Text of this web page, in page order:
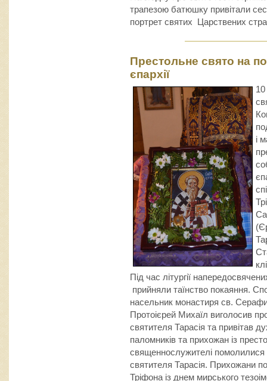
трапезою батюшку привітали
портрет святих Царствених
Престольне свято на
єпархії
і
Під час літургії
прийняли таїнство покаяння.
насельник монастиря св.
Протоієрей Михаїл виголосив
святителя Тарасія та привітав
паломників та прихожан із
священнослужителі
святителя Тарасія. Прихожани
Тріфона із днем мирського